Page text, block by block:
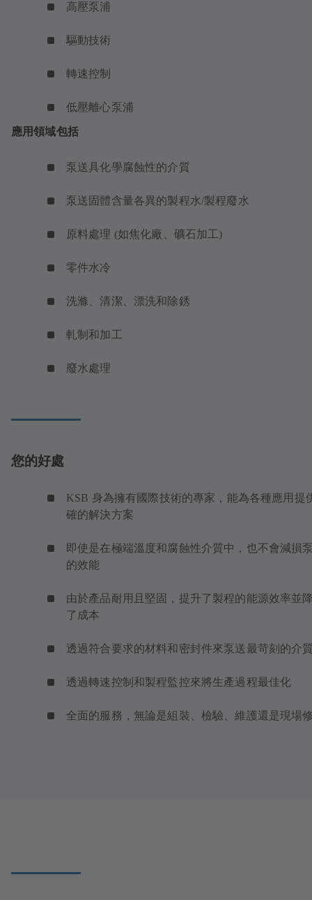
高壓泵浦
驅動技術
轉速控制
低壓離心泵浦
應用領域包括
泵送具化學腐蝕性的介質
泵送固體含量各異的製程水/製程廢水
原料處理 (如焦化廠、礦石加工)
零件水冷
洗滌、清潔、漂洗和除銹
軋制和加工
廢水處理
您的好處
KSB 身為擁有國際技術的專家，能為各種應用提
確的解決方案
即使是在極端溫度和腐蝕性介質中，也不會減損
的效能
由於產品耐用且堅固，提升了製程的能源效率並
了成本
透過符合要求的材料和密封件來泵送最苛刻的介
透過轉速控制和製程監控來將生產過程最佳化
全面的服務，無論是組裝、檢驗、維護還是現場